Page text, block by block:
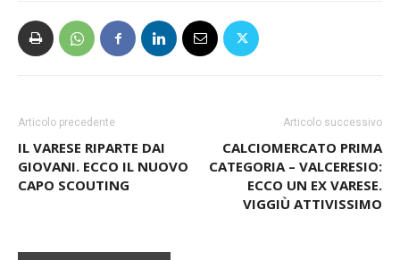
Articolo precedente
IL VARESE RIPARTE DAI
Articolo successivo
CALCIOMERCATO PRIMA
CATEGORIA – VALCERESIO: